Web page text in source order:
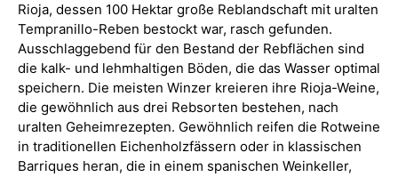
Rioja, dessen 100 Hektar große Reblandschaft mit uralten
Tempranillo-Reben bestockt war, rasch gefunden.
Ausschlaggebend für den Bestand der Rebflächen sind
die kalk- und lehmhaltigen Böden, die das Wasser optimal
speichern. Die meisten Winzer kreieren ihre Rioja-Weine,
die gewöhnlich aus drei Rebsorten bestehen, nach
uralten Geheimrezepten. Gewöhnlich reifen die Rotweine
in traditionellen Eichenholzfässern oder in klassischen
Barriques heran, die in einem spanischen Weinkeller,